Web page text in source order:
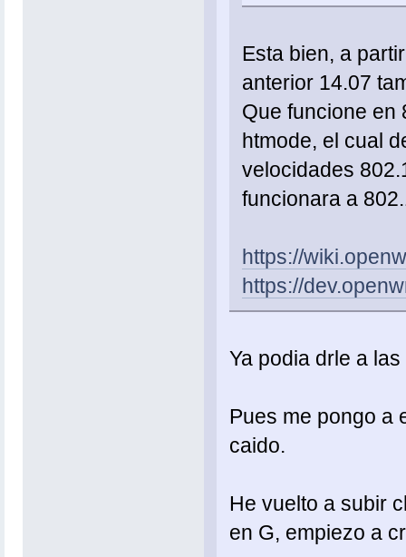
Esta bien, a
anterior 14.07
Que funcione en
htmode, el cual
velocidades
funcionara a
https://
https://
Ya podia drle a
Pues me pongo a
caido.
He vuelto a subir
en G, empiezo a